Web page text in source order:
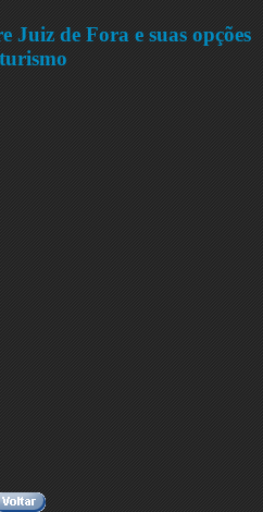
Juiz de Fora e suas opções